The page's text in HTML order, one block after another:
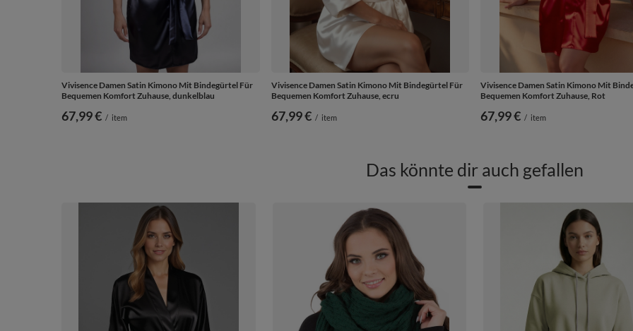
Vivisence Damen Satin Kimono Mit Bindegürtel Für
Bequemen Komfort Zuhause, dunkelblau
67,99 € / item
Vivisence Damen Satin Kimono Mit Bindegürtel Für
Bequemen Komfort Zuhause, ecru
67,99 € / item
Vivisence Damen Satin Kimono Mit
Bequemen Komfort Zuhause, Rot
67,99 € / item
Das könnte dir auch gefallen